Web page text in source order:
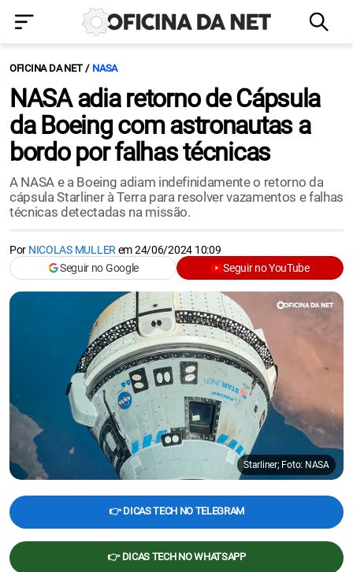
OFICINA DA NET NASA
NASA adia retorno de Cápsula
da Boeing com astronautas a
bordo por falhas técnicas
A NASA e a Boeing adiam indefinidamente o retorno da
cápsula Starliner à Terra para resolver vazamentos e falhas
técnicas detectadas na missão.
Por NICOLAS MULLER em24/06/2024 10:09
Seguir no Google
Seguir no YouTube
Starliner; Foto: NASA
👉 DICAS TECH NO TELEGRAM
👉 DICAS TECH NO WHATSAPP